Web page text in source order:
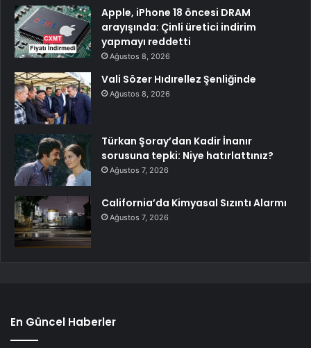
Apple, iPhone 18 öncesi DRAM
arayışında: Çinli üretici indirim
yapmayı reddetti
Ağustos 8, 2026
Vali Sözer Hıdırellez Şenliğinde
Ağustos 8, 2026
Türkan Şoray’dan Kadir İnanır
sorusuna tepki: Niye hatırlattınız?
Ağustos 7, 2026
California’da Kimyasal Sızıntı Alarmı
Ağustos 7, 2026
En Güncel Haberler